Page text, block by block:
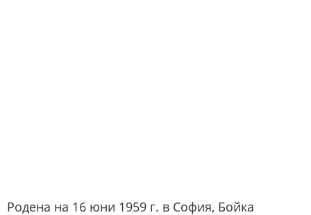
Родена на 16 юни 1959 г. в София, Бойка